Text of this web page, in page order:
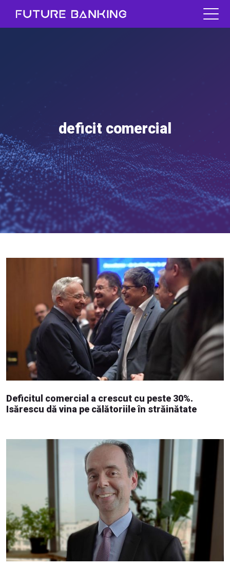
deficit comercial
Deficitul comercial a crescut cu peste 30%.
Isărescu dă vina pe călătoriile în străinătate